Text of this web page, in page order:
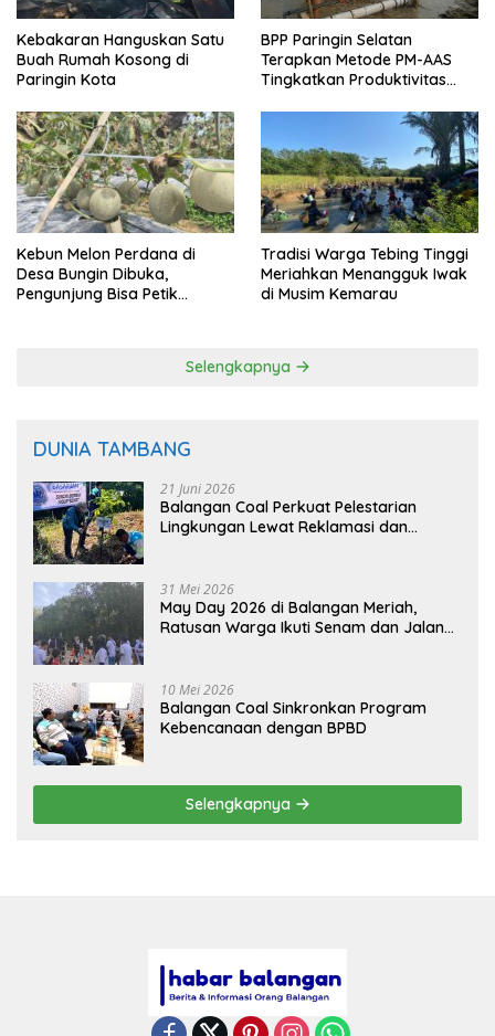
Kebakaran Hanguskan Satu
Buah Rumah Kosong di
Paringin Kota
BPP Paringin Selatan
Terapkan Metode PM-AAS
Tingkatkan Produktivitas
Kebun Melon Perdana di
Desa Bungin Dibuka,
Pengunjung Bisa Petik
Tradisi Warga Tebing Tinggi
Meriahkan Menangguk Iwak
di Musim Kemarau
Selengkapnya
DUNIA TAMBANG
21 Juni 2026
Balangan Coal Perkuat Pelestarian
Lingkungan Lewat Reklamasi dan
31 Mei 2026
May Day 2026 di Balangan Meriah,
Ratusan Warga Ikuti Senam dan Jalan
10 Mei 2026
Balangan Coal Sinkronkan Program
Kebencanaan dengan BPBD
Selengkapnya